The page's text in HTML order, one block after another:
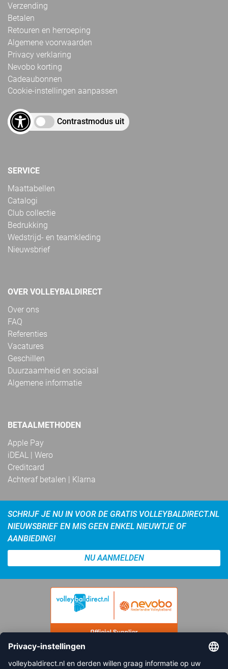
Verzending
Betalen
Retouren en herroeping
Algemene voorwaarden
Privacy verklaring
Nevobo korting
Cadeaubonnen
Cookie-instellingen aanpassen
Contrastmodus uit
SERVICE
Maattabellen
Catalogi
Club collectie
Bedrukking
Wedstrijd- en teamkleding
Nieuwsbrief
OVER VOLLEYBALDIRECT
Over ons
FAQ
Referenties
Vacatures
Geschillen
Duurzaamheid en sociaal
Algemene informatie
BETAALMETHODEN
Apple Pay
iDEAL | Wero
Creditcard
Achteraf betalen | Klarna
SCHRIJF JE NU IN VOOR DE GRATIS VOLLEYBALDIRECT.NL
NIEUWSBRIEF EN MIS GEEN ENKEL NIEUWTJE OF
AANBIEDING!
NU AANMELDEN